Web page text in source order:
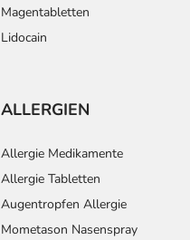
Magentabletten
Lidocain
ALLERGIEN
Allergie Medikamente
Allergie Tabletten
Augentropfen Allergie
Mometason Nasenspray